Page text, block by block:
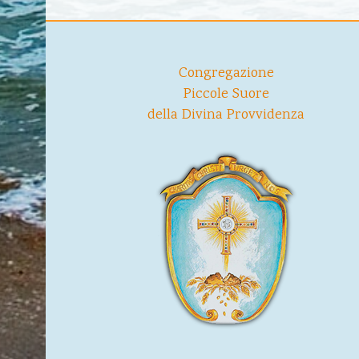
Congregazione
Piccole Suore
della Divina Provvidenza